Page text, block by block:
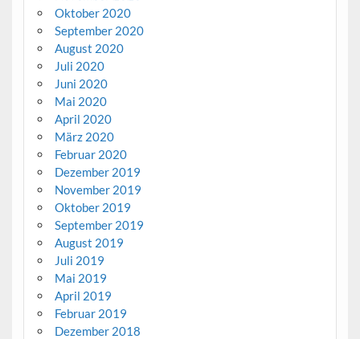
Oktober 2020
September 2020
August 2020
Juli 2020
Juni 2020
Mai 2020
April 2020
März 2020
Februar 2020
Dezember 2019
November 2019
Oktober 2019
September 2019
August 2019
Juli 2019
Mai 2019
April 2019
Februar 2019
Dezember 2018